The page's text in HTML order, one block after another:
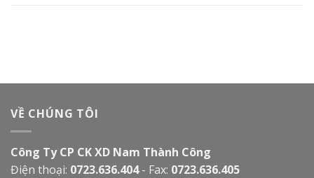
VỀ CHÚNG TÔI
Công Ty CP CK XD Nam Thành Công
Điện thoại: 0723.636.404- Fax: 0723.636.405